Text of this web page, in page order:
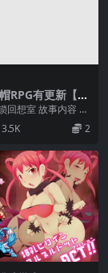
RPG有更新【色
莉娜的试验~R
回想室 故事内容 诚
参加了一个实验，
3.5K 2